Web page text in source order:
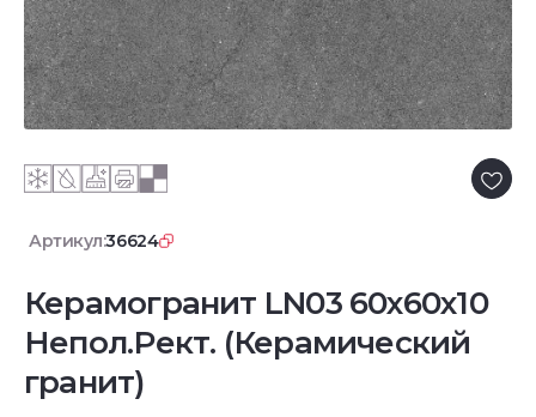
Артикул:36624
Керамогранит LN03 60x60x10
Непол.Рект. (Керамический
гранит)